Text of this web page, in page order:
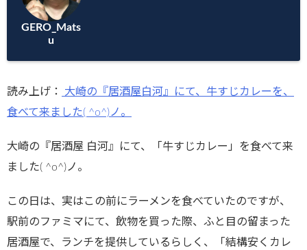
/home/gero
matsu/gero-
wp-
content/plu
count-
cache.php
on line2897
GERO_Mats
u
読み上げ：
大崎の『居酒屋白河』にて、牛すじカレーを、
食べて来ました( ^o^)ノ。
大崎の『居酒屋 白河』にて、「牛すじカレー」を食べて来
ました( ^o^)ノ。
この日は、実はこの前にラーメンを食べていたのですが、
駅前のファミマにて、飲物を買った際、ふと目の留まった
居酒屋で、ランチを提供しているらしく、「結構安くカレ